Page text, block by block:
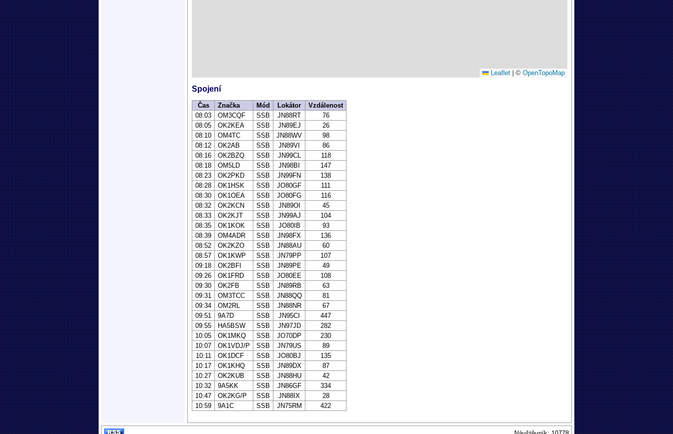
Leaflet © OpenTopoMap
Spojení
Čas Značka Mód Lokátor
Vzdálenost
08:03
OM3CQF SSB JN88RT
76
08:05
OK2KEA SSB JN89EJ
26
08:10
OM4TC SSB JN88WV
98
08:12
OK2AB SSB JN89VI
86
08:16
OK2BZQ SSB JN99CL
118
08:18
OM5LD SSB JN98BI
147
08:23
OK2PKD SSB JN99FN
138
08:28
OK1HSK SSB JO80GF
111
08:30
OK1OEA SSB JO80FG
116
08:32
OK2KCN SSB JN89OI
45
08:33
OK2KJT SSB JN99AJ
104
08:35
OK1KOK SSB JO80IB
93
08:39
OM4ADR SSB JN98FX
136
08:52
OK2KZO SSB JN88AU
60
08:57
OK1KWP SSB JN79PP
107
09:18
OK2BFI SSB JN89PE
49
09:26
OK1FRD SSB JO80EE
108
09:30
OK2FB SSB JN89RB
63
09:31
OM3TCC SSB JN88QQ
81
09:34
OM2RL SSB JN88NR
67
09:51
9A7D SSB JN95CI
447
09:55
HA5BSW SSB JN97JD
282
10:05
OK1MKQ SSB JO70DP
230
10:07
OK1VDJ/P SSB JN79US
89
10:11
OK1DCF SSB JO80BJ
135
10:17
OK1KHQ SSB JN89DX
87
10:27
OK2KUB SSB JN88HU
42
10:32
9A5KK SSB JN86GF
334
10:47
OK2KG/P SSB JN88IX
28
10:59
9A1C SSB JN75RM 422